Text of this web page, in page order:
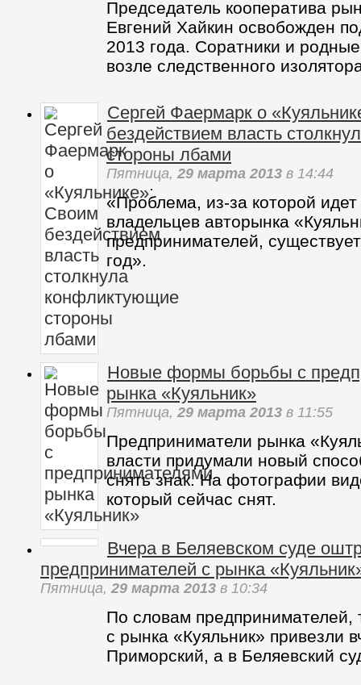
Хайкин выходит из СИЗО
Понедельник,1 апреля 2013в 14:49
Председатель кооператива
Евгений Хайкин освобожден
2013 года. Соратники и
возле следственного
Сергей Фаермарк о
бездействием власть
стороны лбами
Пятница,
владельцев авторынка
предпринимателей,
год».
Новые формы борьбы с
рынка «Куяльник»
Пятница,29 марта 2013в 11:55
Предприниматели рынка
власти придумали новый
снять знак. На фотографии
который сейчас снят.